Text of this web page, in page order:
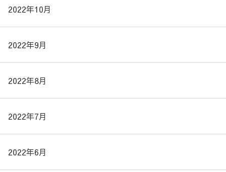
2022年10月
2022年9月
2022年8月
2022年7月
2022年6月